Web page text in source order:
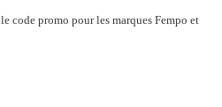
code promo pour les marques Fempo et